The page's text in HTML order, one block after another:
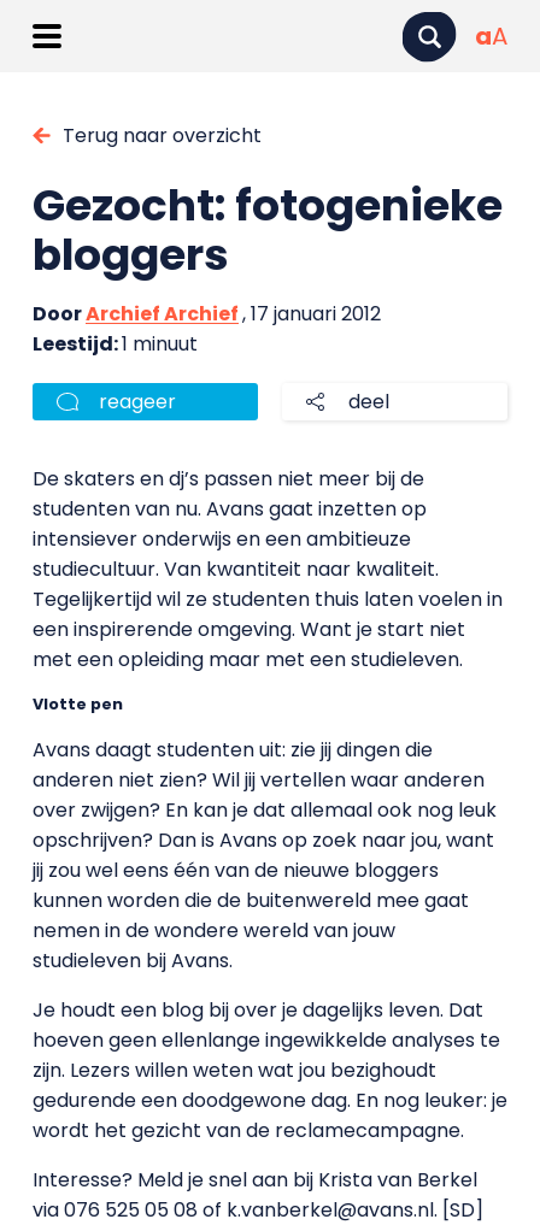
aA
Terug naar overzicht
Gezocht: fotogenieke
bloggers
DoorArchief Archief, 17 januari 2012
Leestijd:1 minuut
reageer deel
De skaters en dj’s passen niet meer bij de
studenten van nu. Avans gaat inzetten op
intensiever onderwijs en een ambitieuze
studiecultuur. Van kwantiteit naar kwaliteit.
Tegelijkertijd wil ze studenten thuis laten voelen in
een inspirerende omgeving. Want je start niet
met een opleiding maar met een studieleven.
Vlotte pen
Avans daagt studenten uit: zie jij dingen die
anderen niet zien? Wil jij vertellen waar anderen
over zwijgen? En kan je dat allemaal ook nog leuk
opschrijven? Dan is Avans op zoek naar jou, want
jij zou wel eens één van de nieuwe bloggers
kunnen worden die de buitenwereld mee gaat
nemen in de wondere wereld van jouw
studieleven bij Avans.
Je houdt een blog bij over je dagelijks leven. Dat
hoeven geen ellenlange ingewikkelde analyses te
zijn. Lezers willen weten wat jou bezighoudt
gedurende een doodgewone dag. En nog leuker: je
wordt het gezicht van de reclamecampagne.
Interesse? Meld je snel aan bij Krista van Berkel
via 076 525 05 08 of k.vanberkel@avans.nl. [SD]